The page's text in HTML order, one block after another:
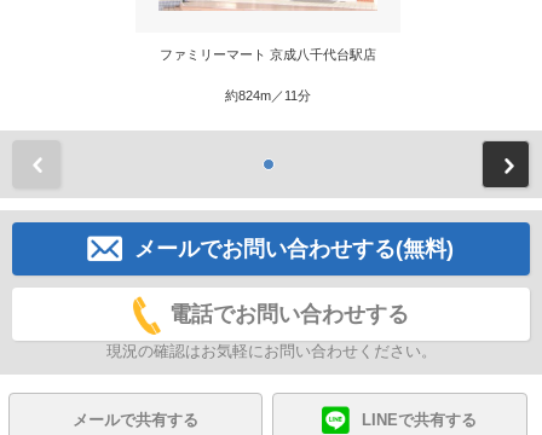
ファミリーマート 京成八千代台駅店
約824m／11分
メールでお問い合わせする(無料)
電話でお問い合わせする
現況の確認はお気軽にお問い合わせください。
メールで共有する LINEで共有する